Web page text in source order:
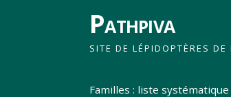
Pathpiva
SITE DE LÉPIDOPTÈRES
Familles : liste systématique